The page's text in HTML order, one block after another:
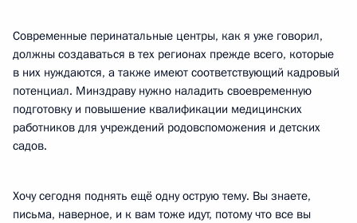
Современные перинатальные центры, как я уже говорил,
должны создаваться в тех регионах прежде всего, которые
в них нуждаются, а также имеют соответствующий кадровый
потенциал. Минздраву нужно наладить своевременную
подготовку и повышение квалификации медицинских
работников для учреждений родовспоможения и детских
садов.
Хочу сегодня поднять ещё одну острую тему. Вы знаете,
письма, наверное, и к вам тоже идут, потому что все вы